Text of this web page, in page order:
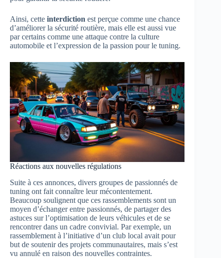
Ainsi, cette interdiction est perçue comme une chance
d’améliorer la sécurité routière, mais elle est aussi vue
par certains comme une attaque contre la culture
automobile et l’expression de la passion pour le tuning.
Réactions aux nouvelles régulations
Suite à ces annonces, divers groupes de passionnés de
tuning ont fait connaître leur mécontentement.
Beaucoup soulignent que ces rassemblements sont un
moyen d’échanger entre passionnés, de partager des
astuces sur l’optimisation de leurs véhicules et de se
rencontrer dans un cadre convivial. Par exemple, un
rassemblement à l’initiative d’un club local avait pour
but de soutenir des projets communautaires, mais s’est
vu annulé en raison des nouvelles contraintes.